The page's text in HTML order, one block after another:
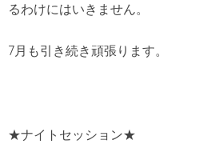
るわけにはいきません。
7月も引き続き頑張ります。
★ナイトセッション★